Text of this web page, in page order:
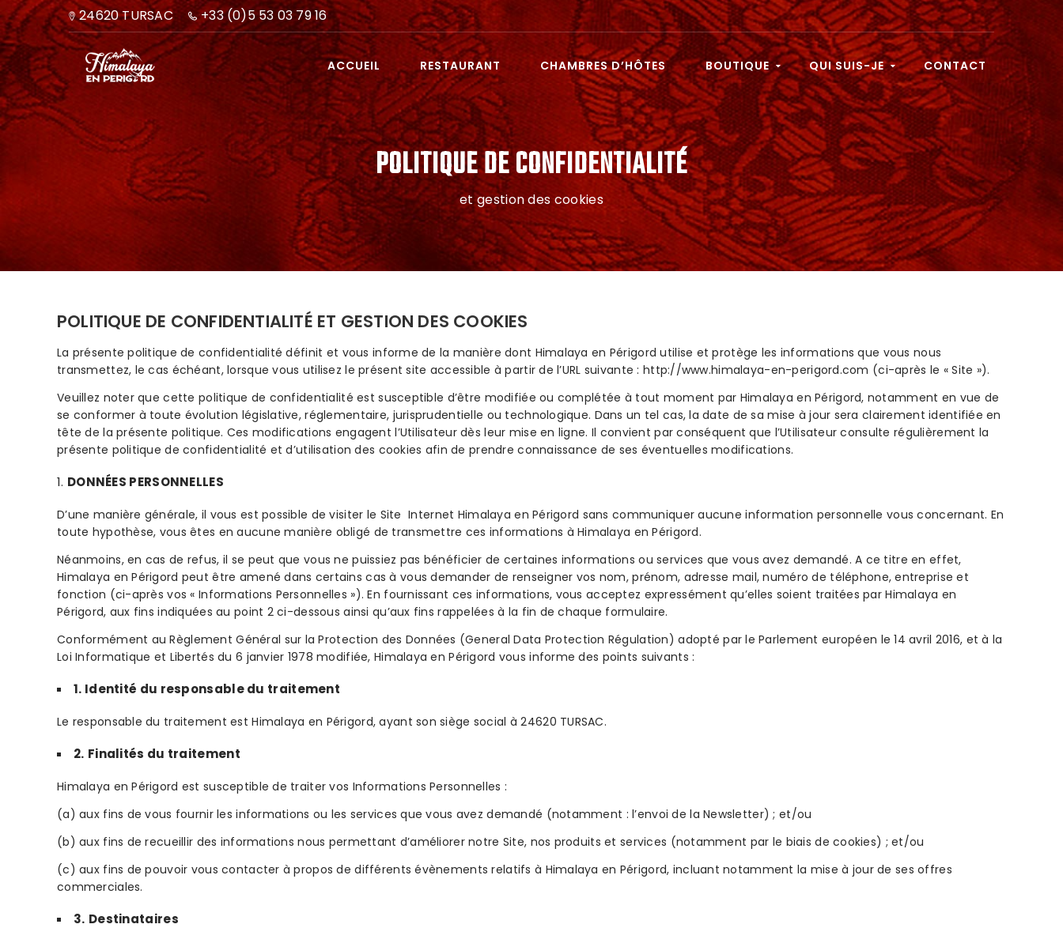
24620 TURSAC +33 (0)5 53 03 79 16
ACCUEIL RESTAURANT CHAMBRES D’HÔTES BOUTIQUE QUI SUIS-JE CONTACT
POLITIQUE DE CONFIDENTIALITÉ
et gestion des cookies
POLITIQUE DE CONFIDENTIALITÉ ET GESTION DES COOKIES
La présente politique de confidentialité définit et vous informe de la manière dont Himalaya en Périgord utilise et protège les informations que vous nous
transmettez, le cas échéant, lorsque vous utilisez le présent site accessible à partir de l’URL suivante : http://www.himalaya-en-perigord.com (ci-après le « Site »).
Veuillez noter que cette politique de confidentialité est susceptible d’être modifiée ou complétée à tout moment par Himalaya en Périgord, notamment en vue de
se conformer à toute évolution législative, réglementaire, jurisprudentielle ou technologique. Dans un tel cas, la date de sa mise à jour sera clairement identifiée en
tête de la présente politique. Ces modifications engagent l’Utilisateur dès leur mise en ligne. Il convient par conséquent que l’Utilisateur consulte régulièrement la
présente politique de confidentialité et d’utilisation des cookies afin de prendre connaissance de ses éventuelles modifications.
DONNÉES PERSONNELLES
D’une manière générale, il vous est possible de visiter le Site Internet Himalaya en Périgord sans communiquer aucune information personnelle vous concernant. En
toute hypothèse, vous êtes en aucune manière obligé de transmettre ces informations à Himalaya en Périgord.
Néanmoins, en cas de refus, il se peut que vous ne puissiez pas bénéficier de certaines informations ou services que vous avez demandé. A ce titre en effet,
Himalaya en Périgord peut être amené dans certains cas à vous demander de renseigner vos nom, prénom, adresse mail, numéro de téléphone, entreprise et
fonction (ci-après vos « Informations Personnelles »). En fournissant ces informations, vous acceptez expressément qu’elles soient traitées par Himalaya en
Périgord, aux fins indiquées au point 2 ci-dessous ainsi qu’aux fins rappelées à la fin de chaque formulaire.
Conformément au Règlement Général sur la Protection des Données (General Data Protection Régulation) adopté par le Parlement européen le 14 avril 2016, et à la
Loi Informatique et Libertés du 6 janvier 1978 modifiée, Himalaya en Périgord vous informe des points suivants :
1. Identité du responsable du traitement
Le responsable du traitement est Himalaya en Périgord, ayant son siège social à 24620 TURSAC.
2. Finalités du traitement
Himalaya en Périgord est susceptible de traiter vos Informations Personnelles :
(a) aux fins de vous fournir les informations ou les services que vous avez demandé (notamment : l’envoi de la Newsletter) ; et/ou
(b) aux fins de recueillir des informations nous permettant d’améliorer notre Site, nos produits et services (notamment par le biais de cookies) ; et/ou
(c) aux fins de pouvoir vous contacter à propos de différents évènements relatifs à Himalaya en Périgord, incluant notamment la mise à jour de ses offres
commerciales.
3. Destinataires